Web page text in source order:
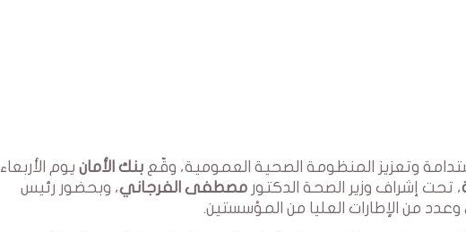
وتعزيز المنظومة الصحية العمومية، وقّع بنك الأمان يوم الأربعاء
، تحت إشراف وزير الصحة الدكتور مصطفى الفرجاني، وبحضور رئيس
وعدد من الإطارات العليا من المؤسستين.